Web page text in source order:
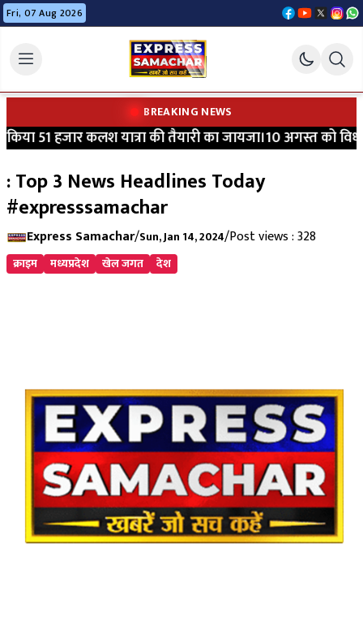
Fri, 07 Aug 2026
BREAKING NEWS
51 हजार कलश यात्रा की तैयारी का जायजा।10 अगस्त को
: Top 3 News Headlines Today
#expresssamachar
Express Samachar/Sun, Jan 14, 2024/Post views : 328
क्राइम मध्यप्रदेश खेल जगत देश